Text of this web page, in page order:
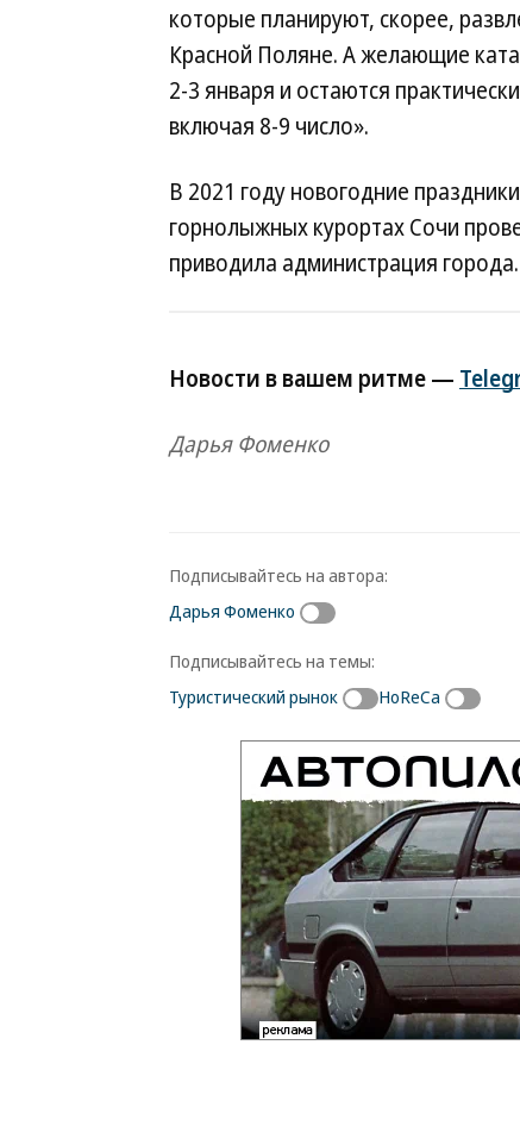
которые планируют, скорее,
Красной Поляне. А желающие
2-3 января и остаются
включая 8-9 число».
В 2021 году новогодние
горнолыжных курортах Сочи
приводила администрация города.
Новости в вашем ритме —
Дарья Фоменко
Подписывайтесь на автора:
Дарья Фоменко
Подписывайтесь на темы:
Туристический рынок
HoReCa